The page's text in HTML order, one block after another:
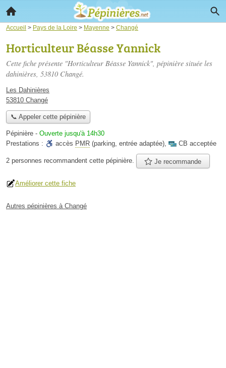
Accueil > Pays de la Loire > Mayenne > Changé
Horticulteur Béasse Yannick
Cette fiche présente "Horticulteur Béasse Yannick", pépinière située les
dahinières, 53810 Changé.
Les Dahinières
53810 Changé
📞 Appeler cette pépinière
Pépinière - Ouverte jusqu'à 14h30
Prestations :
accès PMR (parking, entrée adaptée), CB acceptée
2 personnes recommandent cette pépinière. Je recommande
Améliorer cette fiche
Autres pépinières à Changé